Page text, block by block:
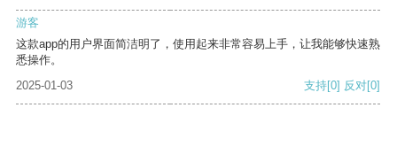
游客
这款app的用户界面简洁明了，使用起来非常容易上手，让我能够快速熟
悉操作。
2025-01-03
支持[0] 反对[0]